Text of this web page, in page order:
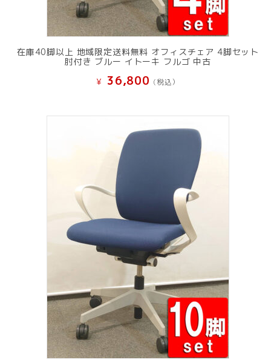
在庫40脚以上 地域限定送料無料 オフィスチェア 4脚セット
肘付き ブルー イトーキ フルゴ 中古
¥ 36,800 (税込）